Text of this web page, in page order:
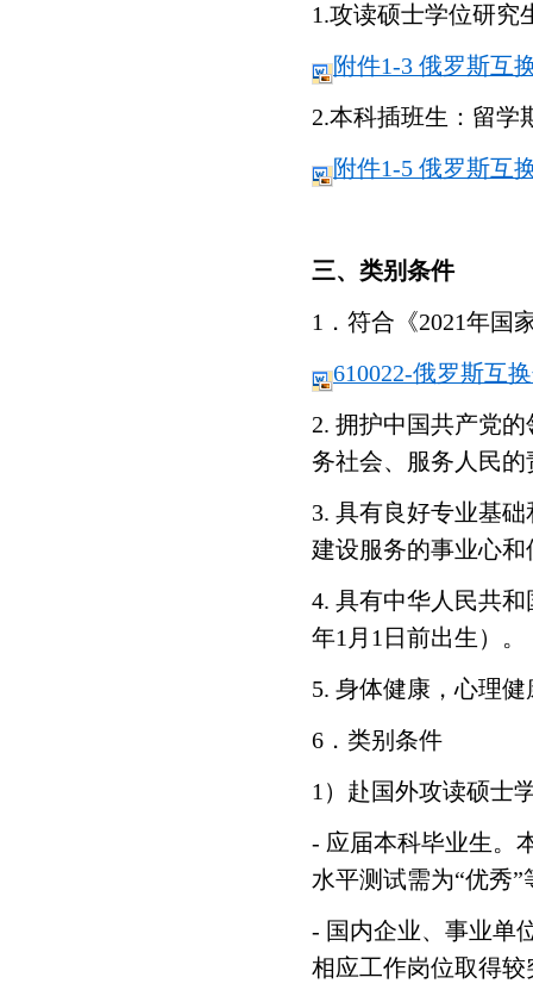
1.攻读硕士学位研究
附件1-3 俄罗斯互
2.本科插班生：留学
附件1-5 俄罗斯互
三、类别条件
1 ．符合《2021年国
610022-俄罗斯互
2. 拥护中国共产党
务社会、服务人民
3. 具有良好专业基
建设服务的事业心和
4. 具有中华人民共
年1 月 1 日前出生）。
5. 身体健康，心理健
6 ．类别条件
1 ）赴国外攻读硕士
- 应届本科毕业生。
水平测试需为“优秀”
- 国内企业、事业单
相应工作岗位取得